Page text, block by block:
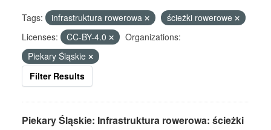
Tags: infrastruktura rowerowa
ścieżki rowerowe
Licenses:
CC-BY-4.0
Organizations:
Piekary Śląskie
Filter Results
Piekary Śląskie: Infrastruktura rowerowa: ścieżki